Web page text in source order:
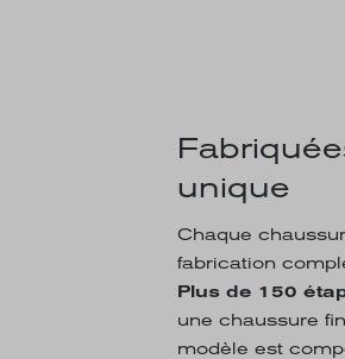
unique
Chaque
fabrication
Plus de 150
une chaussure
modèle est